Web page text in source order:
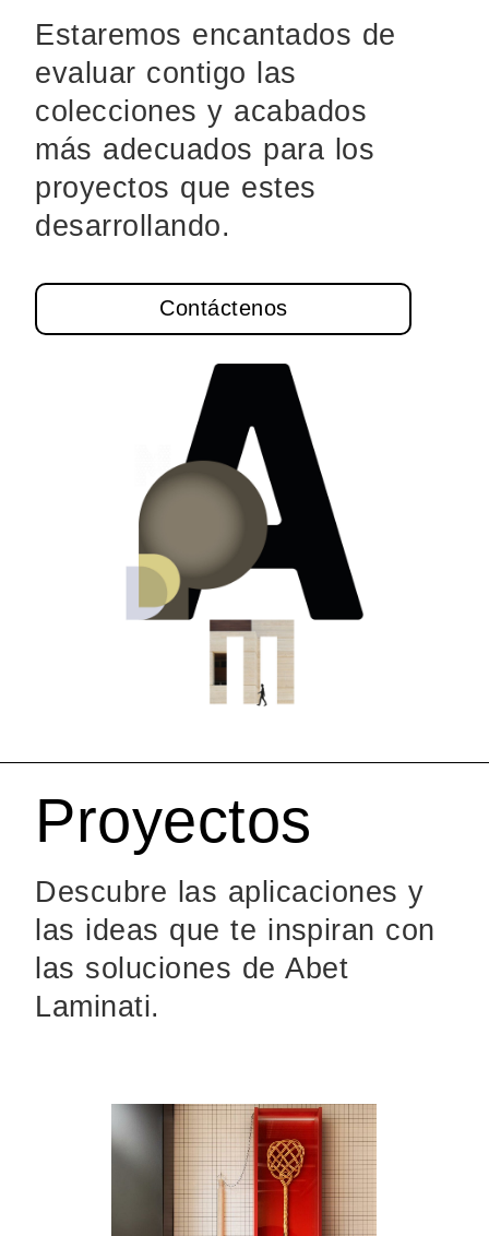
Estaremos encantados de
evaluar contigo las
colecciones y acabados
más adecuados para los
proyectos que estes
desarrollando.
Contáctenos
Proyectos
Descubre las aplicaciones y
las ideas que te inspiran con
las soluciones de Abet
Laminati.